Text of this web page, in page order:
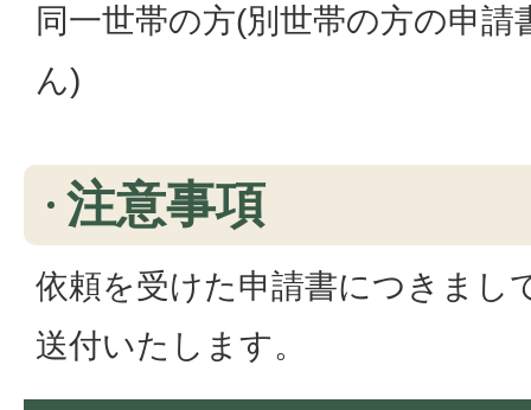
同一世帯の方(別世帯の方の申
ん)
注意事項
依頼を受けた申請書につきまし
送付いたします。